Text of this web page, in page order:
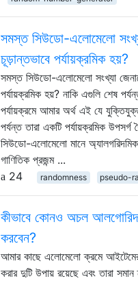
সমস্ত সিউডো-এলোমেলো
চূড়ান্তভাবে পর্যায়ক্রমিক হয়?
সমস্ত সিউডো-এলোমেলো সংখ্যা
পর্যায়ক্রমিক হয়? নাকি এগুলি শেষ
পর্যায়ক্রমে আমার অর্থ এই যে
পর্যন্ত তারা একটি পর্যায়ক্রমিক
সিউডো-এলোমেলো মানে
গাণিতিক প্রজন্ম ...
24
randomness pseudo-
কীভাবে কোনও অচল
করবেন?
আমার কাছে এলোমেলো ক্রমে আইটেমের
করার দুটি উপায় রয়েছে এবং তারা সমান